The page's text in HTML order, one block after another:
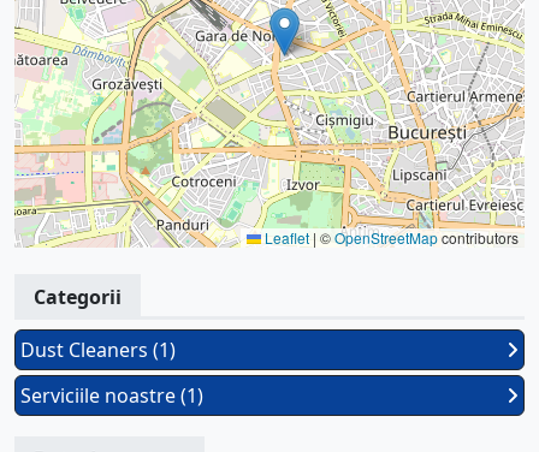
Leaflet | ©OpenStreetMapcontributors
Categorii
Dust Cleaners (1)
Serviciile noastre (1)